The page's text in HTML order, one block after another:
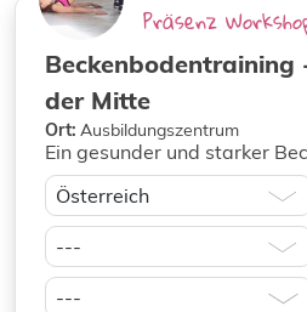
Präsenz
Beckenbodentraining
der Mitte
Ort: Ausbildungszentrum
Ein gesunder und starker
für eine gute Körperhaltung
ergonomisches Bewegen im
Beckenboden seine
im Rücken und
auftreten. Verlust der
Verstopfung und